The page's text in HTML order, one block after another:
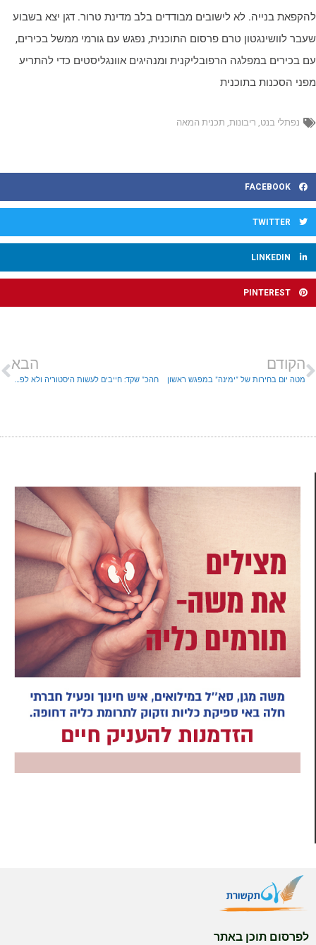
בנייה. לא לישובים מבודדים בלב מדינת טרור. דגן יצא בשבוע
לוושינגטון טרם פרסום התוכנית, נפגש עם גורמי ממשל בכירים,
בכירים במפלגה הרפובליקנית ומנהיגים אוונגליסטים כדי להתריע
הסכנות בתוכנית
נפתלי בנט, ריבונות, תכנית המאה
FACEBOOK
TWITTER
LINKEDIN
PINTEREST
הקודם
מטה יום בחירות של "ימינה" במפגש ראשון
הבא
חהכ" שקד: חייבים לעשות היסטוריה ולא לפספס את ההזדמנות
לפרסום תוכן באתר